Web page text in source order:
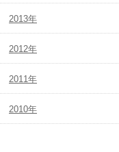
2013年
2012年
2011年
2010年